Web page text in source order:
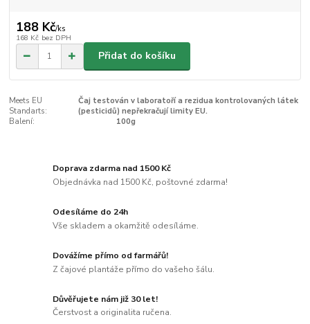
188 Kč/ks
168 Kč bez DPH
Přidat do košíku
Meets EU
Standarts:
Čaj testován v laboratoří a rezidua kontrolovaných látek
(pesticidů) nepřekračují limity EU.
Balení:
100g
Doprava zdarma nad 1500 Kč
Objednávka nad 1500 Kč, poštovné zdarma!
Odesíláme do 24h
Vše skladem a okamžitě odesíláme.
Dovážíme přímo od farmářů!
Z čajové plantáže přímo do vašeho šálu.
Důvěřujete nám již 30 let!
Čerstvost a originalita ručena.